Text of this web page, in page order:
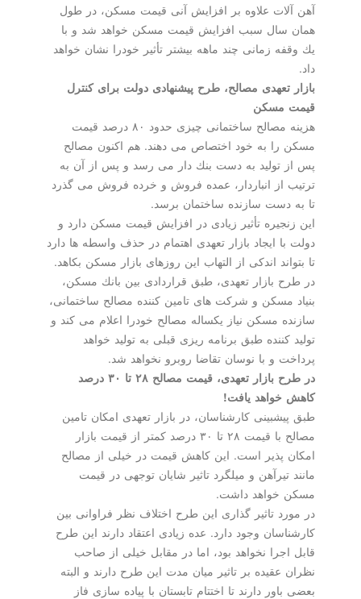
آهن آلات علاوه بر افزایش آنی قیمت مسكن، در طول
همان سال سبب افزایش قیمت مسكن خواهد شد و با
یك وقفه زمانی چند ماهه بیشتر تأثیر خودرا نشان خواهد
بازار تعهدی مصالح، طرح پیشنهادی دولت برای كنترل
قیمت مسكن
هزینه مصالح ساختمانی چیزی حدود ۸۰ درصد قیمت
مسكن را به خود اختصاص می دهند. هم اكنون مصالح
پس از تولید به دست بنك دار می رسد و پس از آن به
ترتیب از انباردار، عمده فروش و خرده فروش می گذرد
تا به دست سازنده ساختمان برسد.
این زنجیره تأثیر زیادی در افزایش قیمت مسكن دارد و
دولت با ایجاد بازار تعهدی اهتمام در حذف واسطه ها دارد
تا بتواند اندكی از التهاب این روزهای بازار مسكن بكاهد.
در طرح بازار تعهدی، طبق قراردادی بین بانك مسكن،
بنیاد مسكن و شركت های تامین كننده مصالح ساختمانی،
سازنده مسكن نیاز یكساله مصالح خودرا اعلام می كند و
تولید كننده طبق برنامه ریزی قبلی به تولید خواهد
پرداخت و با نوسان تقاضا روبرو نخواهد شد.
در طرح بازار تعهدی، قیمت مصالح ۲۸ تا ۳۰ درصد
كاهش خواهد یافت!
طبق پیشبینی كارشناسان، در بازار تعهدی امكان تامین
مصالح با قیمت ۲۸ تا ۳۰ درصد كمتر از قیمت بازار
امكان پذیر است. این كاهش قیمت در خیلی از مصالح
مانند تیرآهن و میلگرد تاثیر شایان توجهی در قیمت
مسكن خواهد داشت.
در مورد تاثیر گذاری این طرح اختلاف نظر فراوانی بین
كارشناسان وجود دارد. عده زیادی اعتقاد دارند این طرح
قابل اجرا نخواهد بود، اما در مقابل خیلی از صاحب
نظران عقیده بر تاثیر میان مدت این طرح دارند و البته
بعضی باور دارند تا اختتام تابستان با پیاده سازی فاز